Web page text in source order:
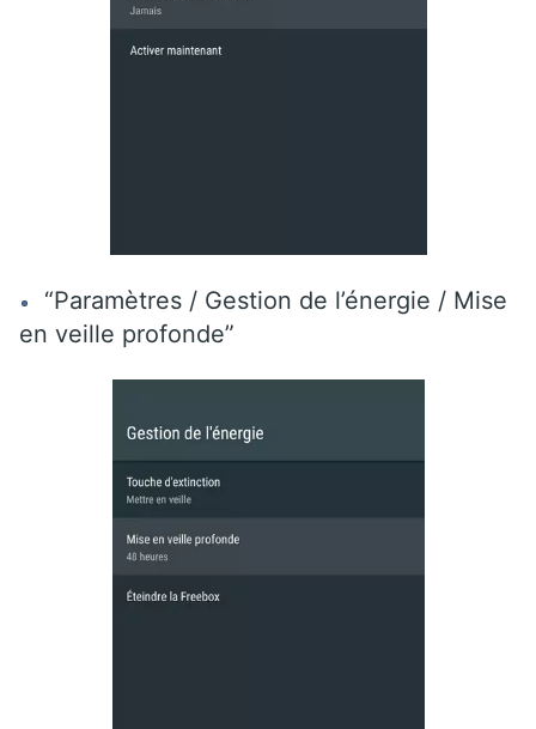
“Paramètres / Gestion de l’énergie / Mise
en veille profonde”